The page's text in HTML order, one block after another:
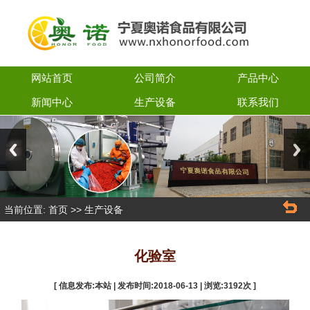
网站首页 公司简介 产品中心
新闻中心 生产设备 联系我们
Previous Next
当前位置: 首页 >> 生产设备
化验室
[ 信息发布:本站 | 发布时间:2018-06-13 | 浏览:3192次 ]